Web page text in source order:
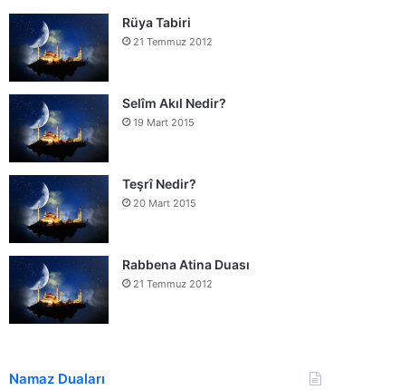
Rüya Tabiri
21 Temmuz 2012
Selîm Akıl Nedir?
19 Mart 2015
Teşrî Nedir?
20 Mart 2015
Rabbena Atina Duası
21 Temmuz 2012
Namaz Duaları